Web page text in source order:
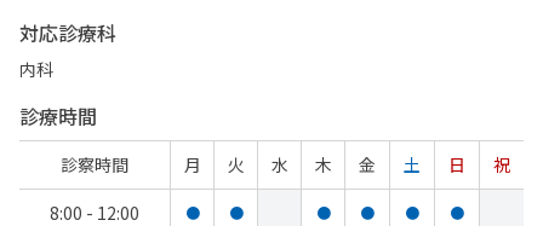
対応診療科
内科
診療時間
診察時間 月 火 水 木 金 土 日
祝
8:00 - 12:00
● ● ● ● ● ●